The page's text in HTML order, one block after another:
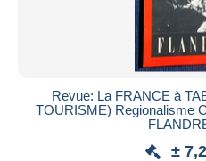
Revue: La FRANCE à
TOURISME) Regionalisme
±